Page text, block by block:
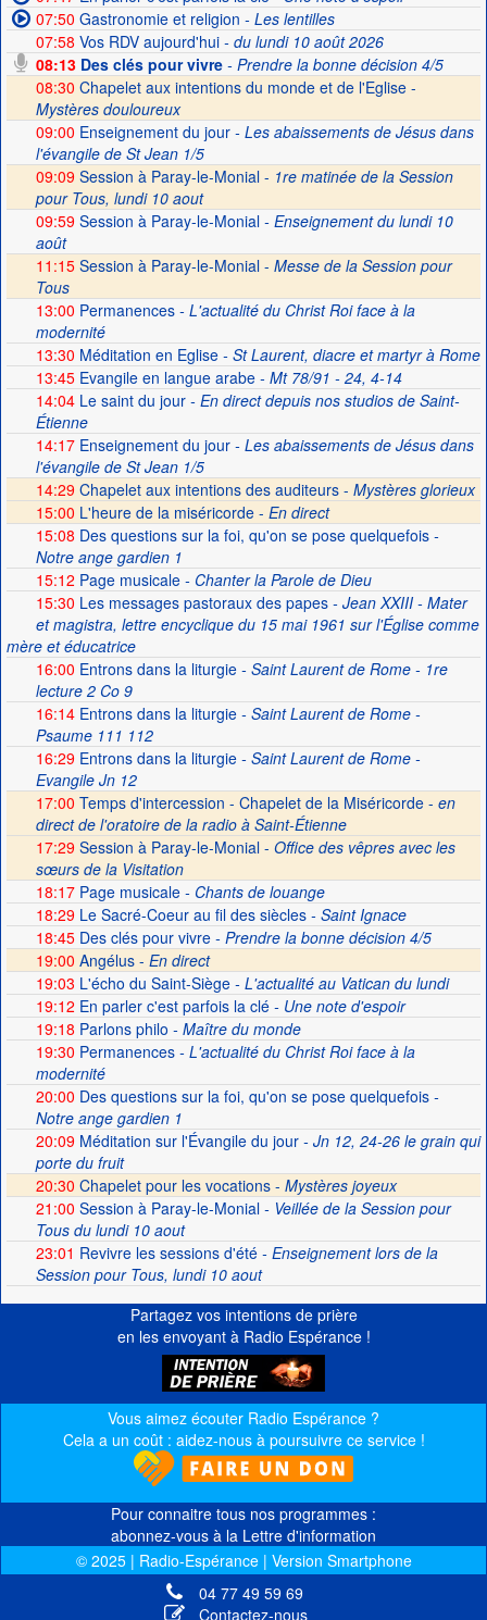
07:50 Gastronomie et religion - Les lentilles
07:58 Vos RDV aujourd'hui- du lundi 10 août 2026
08:13Des clés pour vivre- Prendre la bonne décision 4/5
08:30 Chapelet aux intentions du monde et de l'Eglise -
Mystères douloureux
09:00 Enseignement du jour- Les abaissements de Jésus dans
l'évangile de St Jean 1/5
09:09 Session à Paray-le-Monial - 1re matinée de la Session
pour Tous, lundi 10 aout
09:59Session à Paray-le-Monial- Enseignement du lundi 10
août
11:15Session à Paray-le-Monial - Messe de la Session pour
Tous
13:00 Permanences- L'actualité du Christ Roi face à la
modernité
13:30 Méditation en Eglise- St Laurent, diacre et martyr à Rome
13:45Evangile en langue arabe- Mt 78/91 - 24, 4-14
14:04Le saint du jour- En direct depuis nos studios de Saint-
Étienne
14:17Enseignement du jour- Les abaissements de Jésus dans
l'évangile de St Jean 1/5
14:29 Chapelet aux intentions des auditeurs - Mystères glorieux
15:00 L'heure de la miséricorde - En direct
15:08 Des questions sur la foi, qu'on se pose quelquefois-
Notre ange gardien 1
15:12 Page musicale- Chanter la Parole de Dieu
15:30 Les messages pastoraux des papes- Jean XXIII - Mater
et magistra, lettre encyclique du 15 mai 1961 sur l'Église comme
mère et éducatrice
16:00 Entrons dans la liturgie- Saint Laurent de Rome - 1re
lecture 2 Co 9
16:14Entrons dans la liturgie- Saint Laurent de Rome -
Psaume 111 112
16:29Entrons dans la liturgie- Saint Laurent de Rome -
Evangile Jn 12
17:00 Temps d'intercession - Chapelet de la Miséricorde - en
direct de l'oratoire de la radio à Saint-Étienne
17:29 Session à Paray-le-Monial - Office des vêpres avec les
sœurs de la Visitation
18:17Page musicale- Chants de louange
18:29Le Sacré-Coeur au fil des siècles- Saint Ignace
18:45Des clés pour vivre- Prendre la bonne décision 4/5
19:00 Angélus - En direct
19:03 L'écho du Saint-Siège- L'actualité au Vatican du lundi
19:12 En parler c'est parfois la clé- Une note d'espoir
19:18 Parlons philo - Maître du monde
19:30 Permanences- L'actualité du Christ Roi face à la
modernité
20:00 Des questions sur la foi, qu'on se pose quelquefois-
Notre ange gardien 1
20:09Méditation sur l'Évangile du jour- Jn 12, 24-26 le grain qui
porte du fruit
20:30 Chapelet pour les vocations - Mystères joyeux
21:00 Session à Paray-le-Monial- Veillée de la Session pour
Tous du lundi 10 aout
23:01 Revivre les sessions d'été- Enseignement lors de la
Session pour Tous, lundi 10 aout
Partagez vos intentions de prière
en les envoyant à Radio Espérance !
Vous aimez écouter Radio Espérance ?
Cela a un coût : aidez-nous à poursuivre ce service !
Pour connaitre tous nos programmes :
abonnez-vous à la Lettre d'information
© 2025 | Radio-Espérance | Version Smartphone
04 77 49 59 69
Contactez-nous